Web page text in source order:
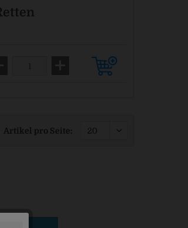
Artikel pro Seite: